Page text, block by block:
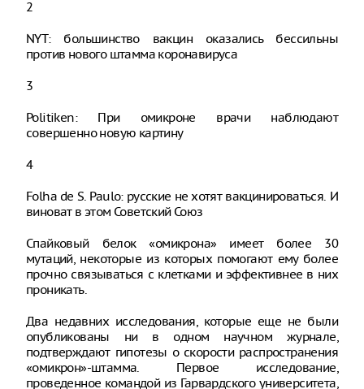
2
NYT: большинство вакцин оказались бессильны
против нового штамма коронавируса
3
Politiken: При омикроне врачи наблюдают
совершенно новую картину
4
Folha de S. Paulo: русские не хотят вакцинироваться. И
виноват в этом Советский Союз
Спайковый белок «омикрона» имеет более 30
мутаций, некоторые из которых помогают ему более
прочно связываться с клетками и эффективнее в них
проникать.
Два недавних исследования, которые еще не были
опубликованы ни в одном научном журнале,
подтверждают гипотезы о скорости распространения
«омикрон»-штамма. Первое исследование,
проведенное командой из Гарвардского университета,